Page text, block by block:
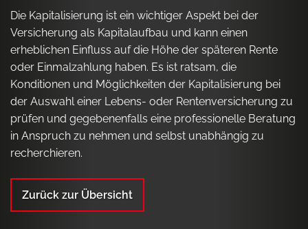
Die Kapitalisierung ist ein wichtiger Aspekt bei der
Versicherung als Kapitalaufbau und kann einen
erheblichen Einfluss auf die Höhe der späteren Rente
oder Einmalzahlung haben. Es ist ratsam, die
Konditionen und Möglichkeiten der Kapitalisierung bei
der Auswahl einer Lebens- oder Rentenversicherung zu
prüfen und gegebenenfalls eine professionelle Beratung
in Anspruch zu nehmen und selbst unabhängig zu
recherchieren.
Zurück zur Übersicht